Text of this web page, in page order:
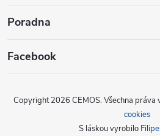
Poradna
Facebook
Copyright 2026 CEMOS. Všechna práva
cookies
S láskou vyrobilo